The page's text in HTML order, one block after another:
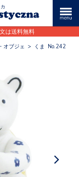
は送料無料
オブジェ > くま No.242